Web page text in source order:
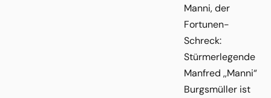
Manni, der
Fortunen-
Schreck:
Stürmerlegende
Manfred ,,Manni“
Burgsmüller ist